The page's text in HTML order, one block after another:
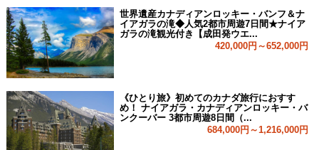
世界遺産カナディアンロッキー・バンフ＆ナ
イアガラの滝◆人気2都市周遊7日間★ナイア
ガラの滝観光付き【成田発ウエ...
420,000円～652,000円
《ひとり旅》初めてのカナダ旅行におすす
め！ ナイアガラ・カナディアンロッキー・バ
ンクーバー 3都市周遊8日間（...
684,000円～1,216,000円